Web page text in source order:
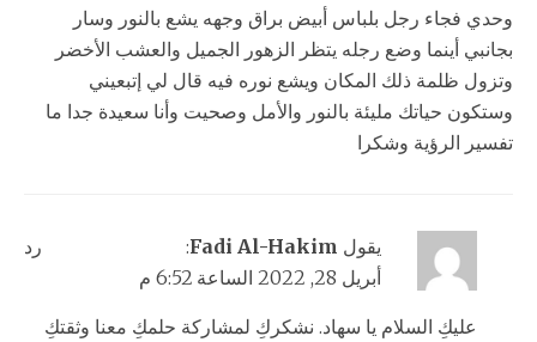
وحدي فجاء رجل بلباس أبيض براق وجهه يشع بالنور وسار
بجانبي أينما وضع رجله يتظر الزهور الجميل والعشب الأخضر
وتزول ظلمة ذلك المكان ويشع نوره فيه قال لي إتبعيني
وستكون حياتك مليئة بالنور والأمل وصحيت وأنا سعيدة جدا ما
تفسير الرؤية وشكرا
يقول Fadi Al-Hakim
:
أبريل 28, 2022 الساعة 6:52 م
عليكِ السلام يا سهاد. نشكركِ لمشاركة حلمكِ معنا وثقتكِ
رد